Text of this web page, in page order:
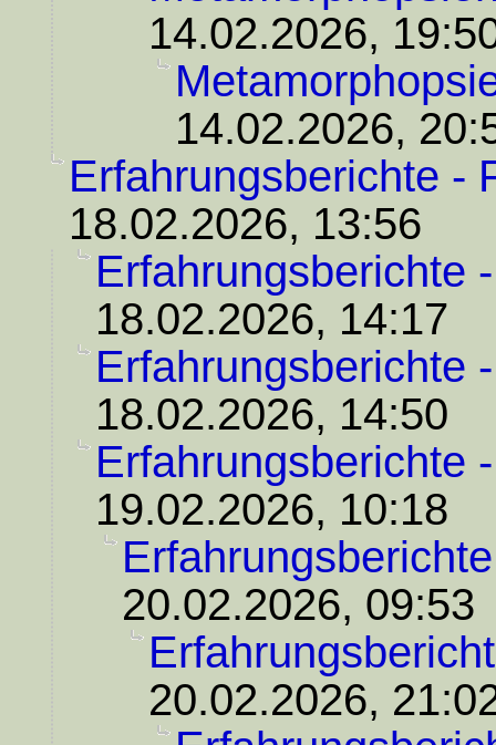
14.02.2026,
14.02.2026,
Erfahrungsberichte -
18.02.2026, 13:56
Erfahrungsberichte
18.02.2026, 14:17
Erfahrungsberichte
18.02.2026, 14:50
Erfahrungsberichte
19.02.2026, 10:18
20.02.2026, 09:53
20.02.2026,